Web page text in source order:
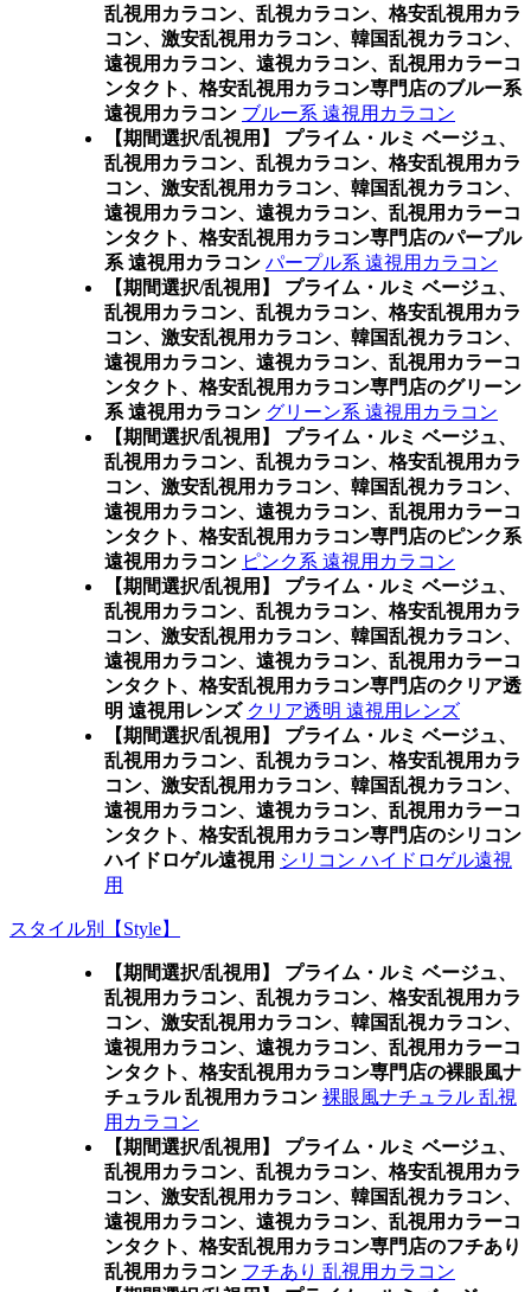
乱視用カラコン、乱視カラコン、格安乱視用カラ
コン、激安乱視用カラコン、韓国乱視カラコン、
遠視用カラコン、遠視カラコン、乱視用カラーコ
ンタクト、格安乱視用カラコン専門店のブルー系
遠視用カラコン ブルー系 遠視用カラコン
【期間選択/乱視用】 プライム・ルミ ベージュ、
乱視用カラコン、乱視カラコン、格安乱視用カラ
コン、激安乱視用カラコン、韓国乱視カラコン、
遠視用カラコン、遠視カラコン、乱視用カラーコ
ンタクト、格安乱視用カラコン専門店のパープル
系 遠視用カラコン パープル系 遠視用カラコン
【期間選択/乱視用】 プライム・ルミ ベージュ、
乱視用カラコン、乱視カラコン、格安乱視用カラ
コン、激安乱視用カラコン、韓国乱視カラコン、
遠視用カラコン、遠視カラコン、乱視用カラーコ
ンタクト、格安乱視用カラコン専門店のグリーン
系 遠視用カラコン グリーン系 遠視用カラコン
【期間選択/乱視用】 プライム・ルミ ベージュ、
乱視用カラコン、乱視カラコン、格安乱視用カラ
コン、激安乱視用カラコン、韓国乱視カラコン、
遠視用カラコン、遠視カラコン、乱視用カラーコ
ンタクト、格安乱視用カラコン専門店のピンク系
遠視用カラコン ピンク系 遠視用カラコン
【期間選択/乱視用】 プライム・ルミ ベージュ、
乱視用カラコン、乱視カラコン、格安乱視用カラ
コン、激安乱視用カラコン、韓国乱視カラコン、
遠視用カラコン、遠視カラコン、乱視用カラーコ
ンタクト、格安乱視用カラコン専門店のクリア透
明 遠視用レンズ クリア透明 遠視用レンズ
【期間選択/乱視用】 プライム・ルミ ベージュ、
乱視用カラコン、乱視カラコン、格安乱視用カラ
コン、激安乱視用カラコン、韓国乱視カラコン、
遠視用カラコン、遠視カラコン、乱視用カラーコ
ンタクト、格安乱視用カラコン専門店のシリコン
ハイドロゲル遠視用 シリコン ハイドロゲル遠視
用
スタイル別【Style】
【期間選択/乱視用】 プライム・ルミ ベージュ、
乱視用カラコン、乱視カラコン、格安乱視用カラ
コン、激安乱視用カラコン、韓国乱視カラコン、
遠視用カラコン、遠視カラコン、乱視用カラーコ
ンタクト、格安乱視用カラコン専門店の裸眼風ナ
チュラル 乱視用カラコン 裸眼風ナチュラル 乱視
用カラコン
【期間選択/乱視用】 プライム・ルミ ベージュ、
乱視用カラコン、乱視カラコン、格安乱視用カラ
コン、激安乱視用カラコン、韓国乱視カラコン、
遠視用カラコン、遠視カラコン、乱視用カラーコ
ンタクト、格安乱視用カラコン専門店のフチあり
乱視用カラコン フチあり 乱視用カラコン